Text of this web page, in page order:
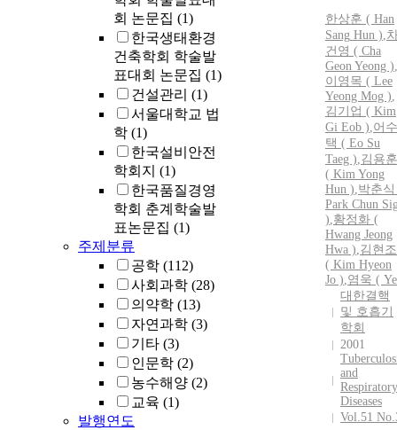
회 논문집 (1)
한국생태환경
건축학회 학술발
표대회 논문집 (1)
건설관리 (1)
서울대학교 법
학 (1)
한국설비안전
학회지 (1)
한국품질경영
학회 춘계학술발
표논문집 (1)
주제분류
공학 (112)
사회과학 (28)
의약학 (13)
자연과학 (3)
기타 (3)
인문학 (2)
농수해양 (2)
교육 (1)
발행연도
한상훈 ( Han
Sang Hun ),
건영 ( Cha
Geon Yeong ),
이영목 ( Lee
Yeong Mog ),
김기업 ( Kim
Gi Eob ),어수
택 ( Eo Su
Taeg ),김용훈
( Kim Yong
Hun ),박춘
Park Chun
),황정화 (
Hwang Jeong
Hwa ),김현조
( Kim Hyeon
Jo ),염욱 (
대한결핵
및 호흡기
학회
2001
and
Respiratory
Diseases
Vol.51